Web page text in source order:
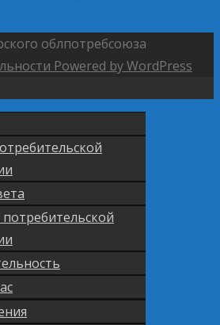
облпотребсоюза
Powered by WordPress